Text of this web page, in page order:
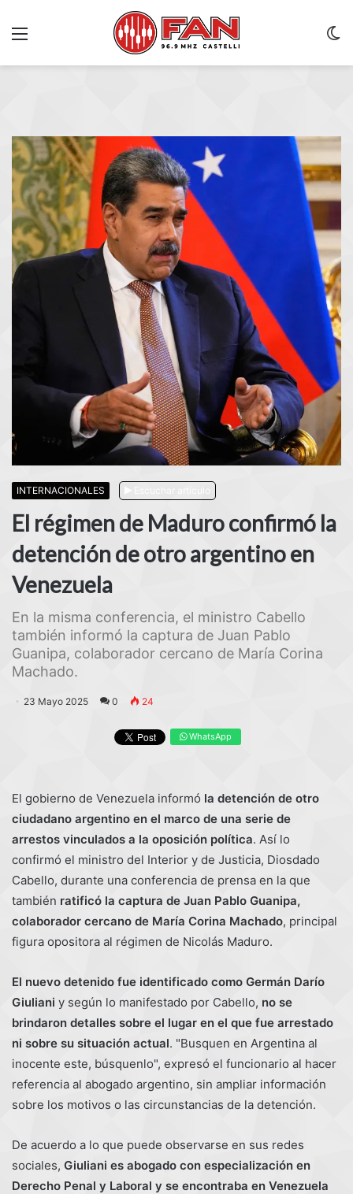
INTERNACIONALES Escuchar artículo
El régimen de Maduro confirmó la
detención de otro argentino en
Venezuela
En la misma conferencia, el ministro Cabello
también informó la captura de Juan Pablo
Guanipa, colaborador cercano de María Corina
Machado.
23 Mayo 2025 0 24
WhatsApp
El gobierno de Venezuela informó la detención de otro
ciudadano argentino en el marco de una serie de
arrestos vinculados a la oposición política. Así lo
confirmó el ministro del Interior y de Justicia, Diosdado
Cabello, durante una conferencia de prensa en la que
también ratificó la captura de Juan Pablo Guanipa,
colaborador cercano de María Corina Machado, principal
figura opositora al régimen de Nicolás Maduro.
El nuevo detenido fue identificado como Germán Darío
Giuliani y según lo manifestado por Cabello, no se
brindaron detalles sobre el lugar en el que fue arrestado
ni sobre su situación actual. "Busquen en Argentina al
inocente este, búsquenlo", expresó el funcionario al hacer
referencia al abogado argentino, sin ampliar información
sobre los motivos o las circunstancias de la detención.
De acuerdo a lo que puede observarse en sus redes
sociales, Giuliani es abogado con especialización en
Derecho Penal y Laboral y se encontraba en Venezuela